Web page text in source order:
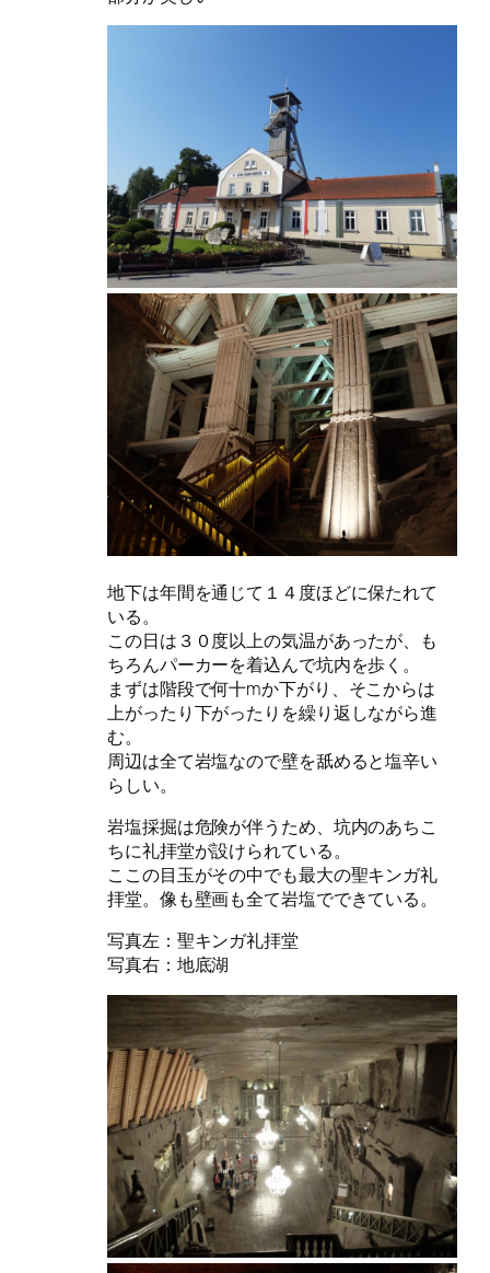
地下は年間を通じて１４度ほどに保たれて
いる。
この日は３０度以上の気温があったが、も
ちろんパーカーを着込んで坑内を歩く。
まずは階段で何十mか下がり、そこからは
上がったり下がったりを繰り返しながら進
む。
周辺は全て岩塩なので壁を舐めると塩辛い
らしい。
岩塩採掘は危険が伴うため、坑内のあちこ
ちに礼拝堂が設けられている。
ここの目玉がその中でも最大の聖キンガ礼
拝堂。像も壁画も全て岩塩でできている。
写真左：聖キンガ礼拝堂
写真右：地底湖